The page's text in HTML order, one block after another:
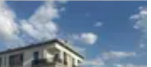
Dem'den Merkezi Konumda
Kiralık 1+1 Daire
İnönü Mahallesi
65 m²·1. Kat·17.07.2026